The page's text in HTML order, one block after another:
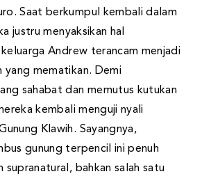
Saat berkumpul kembali dalam
justru menyaksikan hal
Andrew terancam menjadi
yang mematikan. Demi
sahabat dan memutus kutukan
kembali menguji nyali
Klawih. Sayangnya,
gunung terpencil ini penuh
supranatural, bahkan salah satu